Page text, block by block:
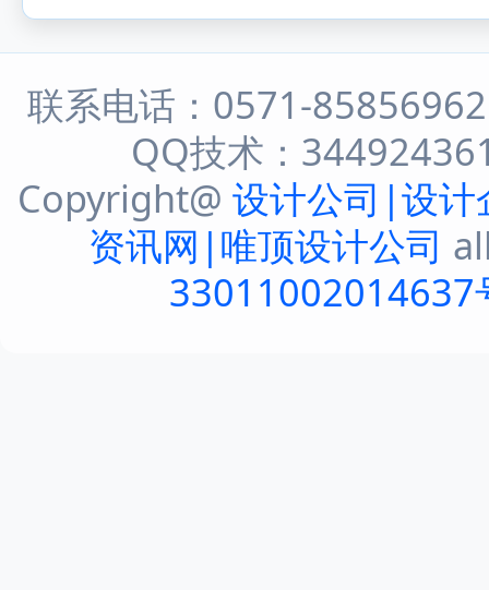
联系电话：0571-
QQ技术：
Copyright@ 设计公司|设计
资讯网|唯顶设计公司
33011002014637